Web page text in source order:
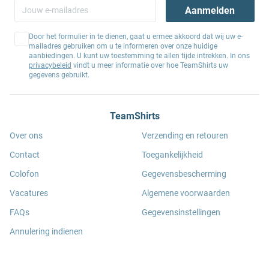
Aanmelden
Door het formulier in te dienen, gaat u ermee akkoord dat wij uw e-
mailadres gebruiken om u te informeren over onze huidige
aanbiedingen. U kunt uw toestemming te allen tijde intrekken. In ons
privacybeleid vindt u meer informatie over hoe TeamShirts uw
gegevens gebruikt.
TeamShirts
Over ons
Contact
Colofon
Vacatures
FAQs
Annulering indienen
Verzending en retouren
Toegankelijkheid
Gegevensbescherming
Algemene voorwaarden
Gegevensinstellingen